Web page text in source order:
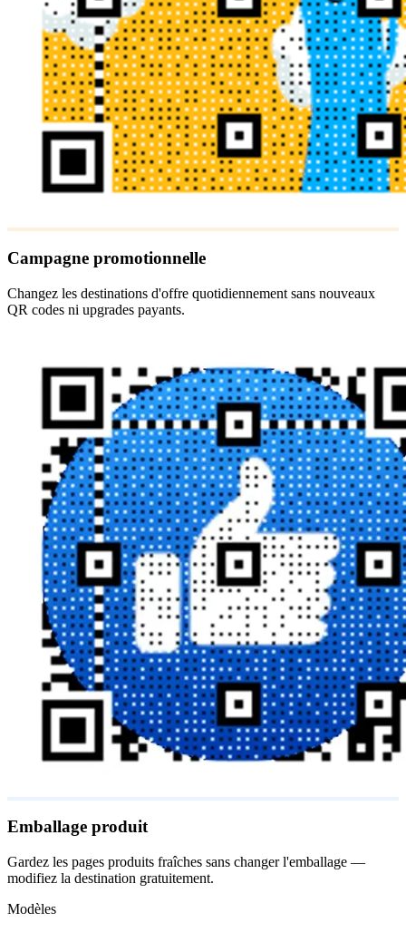
Campagne promotionnelle
Changez les destinations d'offre quotidiennement sans nouveaux
QR codes ni upgrades payants.
Emballage produit
Gardez les pages produits fraîches sans changer l'emballage —
modifiez la destination gratuitement.
Modèles